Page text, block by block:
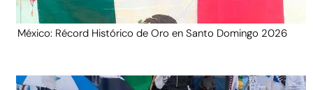
México: Récord Histórico de Oro en Santo Domingo 2026